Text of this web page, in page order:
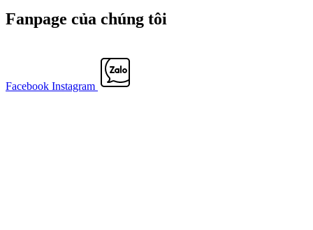
Fanpage của chúng tôi
Facebook Instagram